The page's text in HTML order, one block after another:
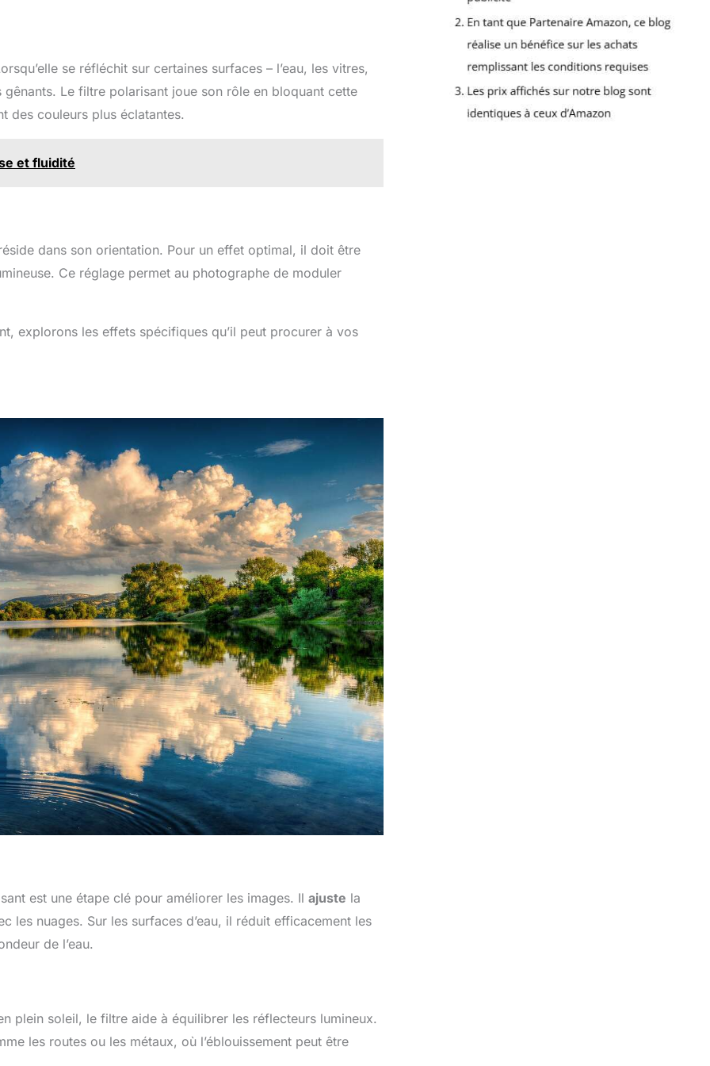
rayures et des
filtre polarisant
élimine les
améliore la
augmente la
est souvent
fourni. Le
: 150*150 mm,)
les équipements
le téléphone, les
Souvent
pour la vidéo. Ne
sur un écran
avec
Conseil : La
présentant un
être à 45°par
à la ligne de vue
que le reflet soit
par ce filtre CPL
se réfléchit sur certaines surfaces – l’eau, les vitres,
Le filtre polarisant joue son rôle en bloquant cette
des couleurs plus éclatantes.
et fluidité
dans son orientation. Pour un effet optimal, il doit être
Ce réglage permet au photographe de moduler
explorons les effets spécifiques qu’il peut procurer à vos
est une étape clé pour améliorer les images. Il ajuste la
les nuages. Sur les surfaces d’eau, il réduit efficacement les
de l’eau.
plein soleil, le filtre aide à équilibrer les réflecteurs lumineux.
les routes ou les métaux, où l’éblouissement peut être